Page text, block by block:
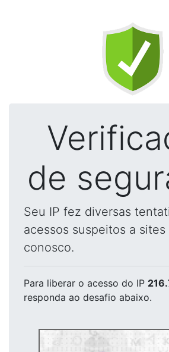
de
Seu IP fez diversas
acessos suspeitos a
conosco.
Para liberar o acesso do IP
responda ao desafio abaixo.